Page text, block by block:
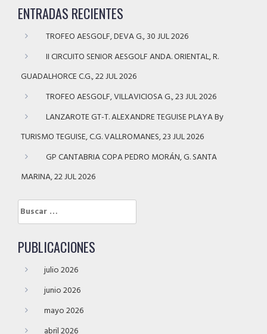
ENTRADAS RECIENTES
TROFEO AESGOLF, DEVA G., 30 JUL 2026
II CIRCUITO SENIOR AESGOLF ANDA. ORIENTAL, R.
GUADALHORCE C.G., 22 JUL 2026
TROFEO AESGOLF, VILLAVICIOSA G., 23 JUL 2026
LANZAROTE GT-T. ALEXANDRE TEGUISE PLAYA By
TURISMO TEGUISE, C.G. VALLROMANES, 23 JUL 2026
GP CANTABRIA COPA PEDRO MORÁN, G. SANTA
MARINA, 22 JUL 2026
Buscar:
PUBLICACIONES
julio 2026
junio 2026
mayo 2026
abril 2026